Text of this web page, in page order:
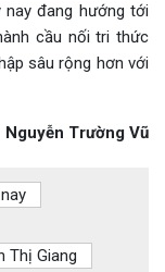
nay đang hướng tới
cầu nối tri thức
sâu rộng hơn với
Nguyễn Trường Vũ
Thị Giang